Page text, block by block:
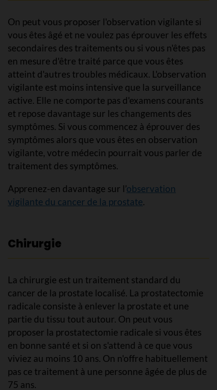
On peut vous proposer l'observation vigilante si
vous êtes âgé et ne voulez pas éprouver les effets
secondaires des traitements ou si vous n'êtes pas
en mesure d'être traité parce que vous êtes
atteint d'autres troubles médicaux. L'observation
vigilante est moins intensive que la surveillance
active. Elle ne comporte pas d'examens courants
et repose davantage sur les changements des
symptômes. Si vous commencez à éprouver des
symptômes alors que vous êtes en observation
vigilante, votre médecin pourrait vous parler de
traitement des symptômes.
Apprenez-en davantage sur l’observation
vigilante du cancer de la prostate.
Chirurgie
La chirurgie est un traitement standard du
cancer de la prostate localisé. La prostatectomie
radicale consiste à enlever la prostate et une
partie du tissu tout autour. On peut vous
proposer la prostatectomie radicale si vous êtes
en bonne santé et si on s'attend à ce que vous
viviez au moins 10 ans. On n'offre habituellement
pas ce traitement à une personne âgée de plus de
75 ans.